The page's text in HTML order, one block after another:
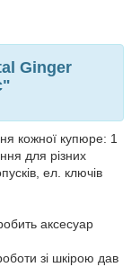
Ginger
кожної купюре: 1
для різних
ел. ключів
аксесуар
зі шкірою дав